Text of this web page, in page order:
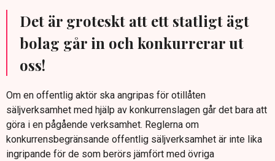
Det är groteskt att ett statligt ägt
bolag går in och konkurrerar ut
oss!
Om en offentlig aktör ska angripas för otillåten
säljverksamhet med hjälp av konkurrenslagen går det bara att
göra i en pågående verksamhet. Reglerna om
konkurrensbegränsande offentlig säljverksamhet är inte lika
ingripande för de som berörs jämfört med övriga